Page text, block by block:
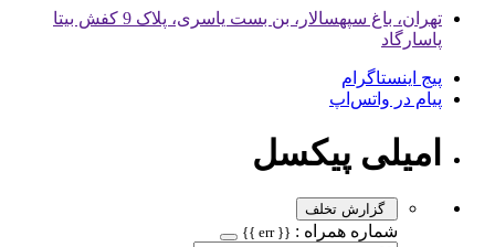
تهران، باغ سپهسالار، بن بست یاسری، پلاک 9 کفش بیتا
پاسارگاد
پیج اینستاگرام
پیام در واتس‌اپ
امیلی پیکسل
گزارش تخلف
شماره همراه : {{ err }}